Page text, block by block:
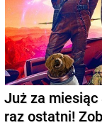
Już za
raz ostatni!